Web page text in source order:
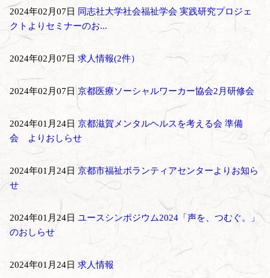
2024年02月07日 同志社大学社会福祉学会 実践研究プロジェ
クトよりセミナーのお...
2024年02月07日 求人情報(2件）
2024年02月07日 京都医療ソーシャルワーカー協会2月研修会
2024年01月24日 京都滋賀メンタルヘルスを考える会 準備
会 よりおしらせ
2024年01月24日 京都市福祉ボランティアセンターよりお知ら
せ
2024年01月24日 ユースシンポジウム2024「声を、つむぐ。」
のおしらせ
2024年01月24日 求人情報